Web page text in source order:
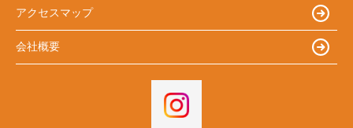
アクセスマップ
会社概要